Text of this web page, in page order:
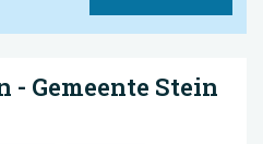
Gemeente Stein